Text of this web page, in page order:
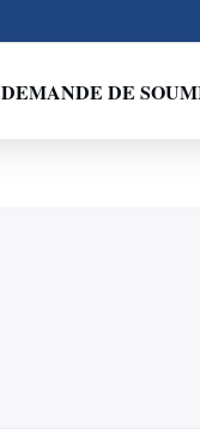
DEMANDE DE